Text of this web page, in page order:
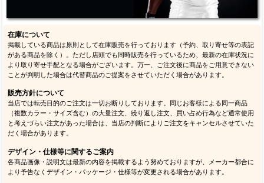
在庫について
掲載している商品は原則として在庫販売を行っております（予約、取り寄せ等の表記
がある商品を除く）。ただし店頭でも同時販売を行っているため、最新の在庫状況に
より取り寄せ手配となる場合がございます。万一、ご注文後に商品をご用意できない
ことが判明した場合は代替商品のご提案をさせていただく場合があります。
販売方針について
当店では転売目的のご注文は一切お断りしております。同じお客様による同一商品
（複数カラー・サイズ含む）の大量注文、繰り返し注文、買い占め行為など通常使用
と考えづらい注文があった場合は、当店の判断によりご注文をキャンセルさせていた
だく場合があります。
デザイン・仕様等に関するご案内
各商品画像・説明文は最新の内容を掲載するよう努めておりますが、メーカー都合に
より予告なくデザイン・パッケージ・仕様等が変更される場合があります。